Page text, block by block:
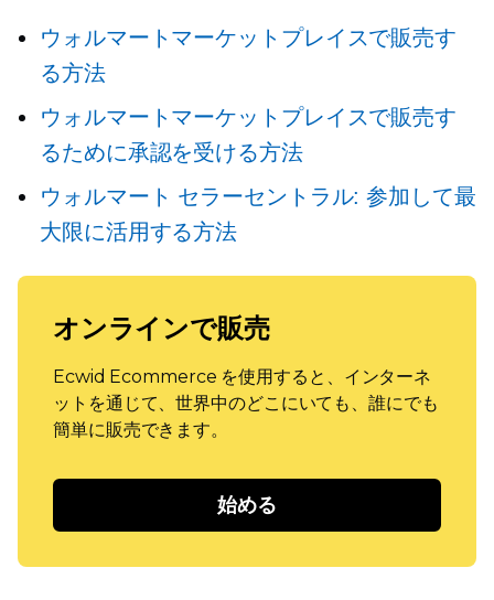
ウォルマートマーケットプレイスで販売す
る方法
ウォルマートマーケットプレイスで販売す
るために承認を受ける方法
ウォルマート セラーセントラル: 参加して最
大限に活用する方法
オンラインで販売
Ecwid Ecommerce を使用すると、インターネ
ットを通じて、世界中のどこにいても、誰にでも
簡単に販売できます。
始める